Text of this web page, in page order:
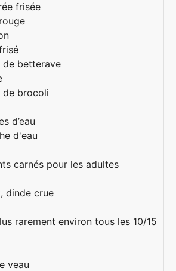
frisée
de betterave
de brocoli
d’eau
d'eau
carnés pour les adultes
dinde crue
rarement environ tous les 10/15
veau